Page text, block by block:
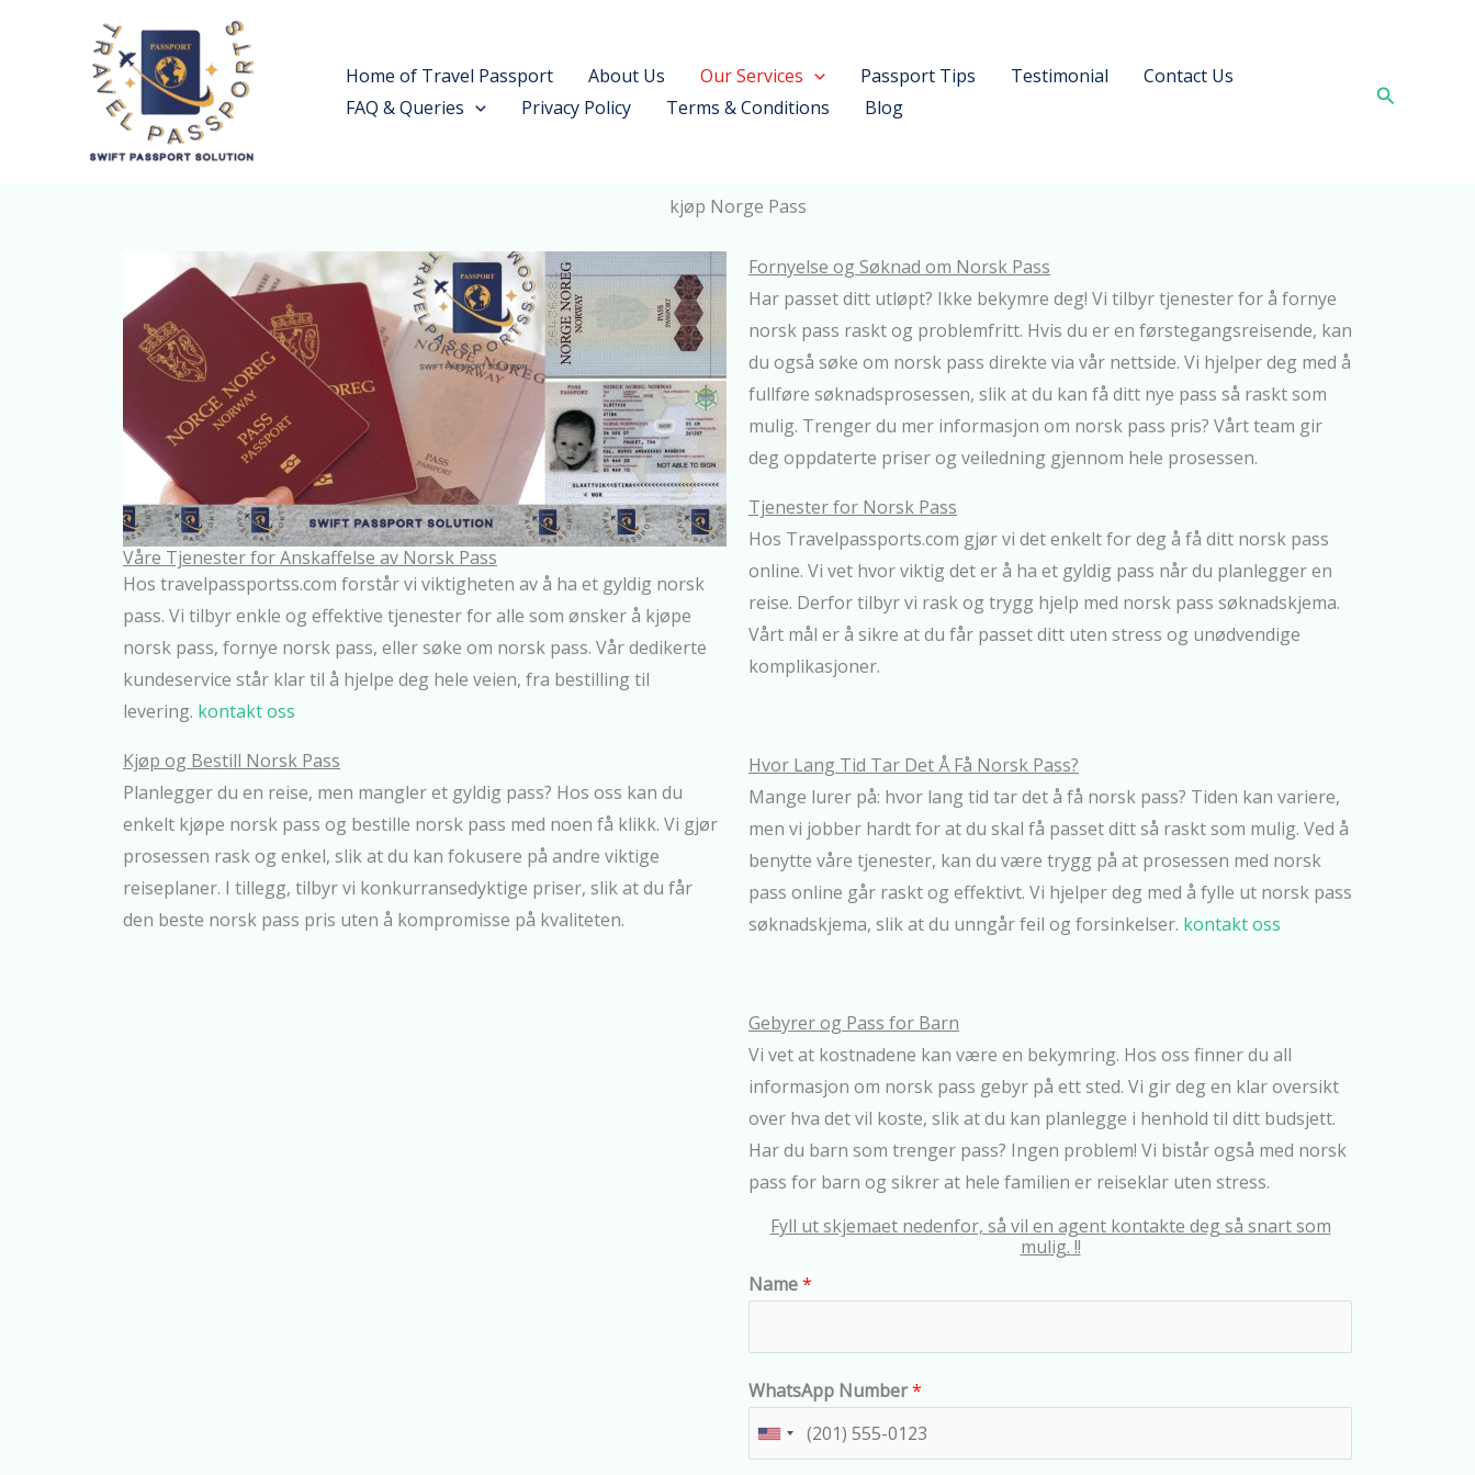
Home of Travel Passport About Us Our Services Passport Tips Testimonial
Contact Us
FAQ & Queries
Privacy Policy Terms & Conditions Blog
Search
kjøp Norge Pass
Våre Tjenester for Anskaffelse av Norsk Pass
Hos travelpassportss.com forstår vi viktigheten av å ha et gyldig norsk
pass. Vi tilbyr enkle og effektive tjenester for alle som ønsker å kjøpe
norsk pass, fornye norsk pass, eller søke om norsk pass. Vår dedikerte
kundeservice står klar til å hjelpe deg hele veien, fra bestilling til
levering. kontakt oss
Kjøp og Bestill Norsk Pass
Planlegger du en reise, men mangler et gyldig pass? Hos oss kan du
enkelt kjøpe norsk pass og bestille norsk pass med noen få klikk. Vi gjør
prosessen rask og enkel, slik at du kan fokusere på andre viktige
reiseplaner. I tillegg, tilbyr vi konkurransedyktige priser, slik at du får
den beste norsk pass pris uten å kompromisse på kvaliteten.
Fornyelse og Søknad om Norsk Pass
Har passet ditt utløpt? Ikke bekymre deg! Vi tilbyr tjenester for å fornye
norsk pass raskt og problemfritt. Hvis du er en førstegangsreisende, kan
du også søke om norsk pass direkte via vår nettside. Vi hjelper deg med å
fullføre søknadsprosessen, slik at du kan få ditt nye pass så raskt som
mulig. Trenger du mer informasjon om norsk pass pris? Vårt team gir
deg oppdaterte priser og veiledning gjennom hele prosessen.
Tjenester for Norsk Pass
Hos Travelpassports.com gjør vi det enkelt for deg å få ditt norsk pass
online. Vi vet hvor viktig det er å ha et gyldig pass når du planlegger en
reise. Derfor tilbyr vi rask og trygg hjelp med norsk pass søknadskjema.
Vårt mål er å sikre at du får passet ditt uten stress og unødvendige
komplikasjoner.
Hvor Lang Tid Tar Det Å Få Norsk Pass?
Mange lurer på: hvor lang tid tar det å få norsk pass? Tiden kan variere,
men vi jobber hardt for at du skal få passet ditt så raskt som mulig. Ved å
benytte våre tjenester, kan du være trygg på at prosessen med norsk
pass online går raskt og effektivt. Vi hjelper deg med å fylle ut norsk pass
søknadskjema, slik at du unngår feil og forsinkelser. kontakt oss
Gebyrer og Pass for Barn
Vi vet at kostnadene kan være en bekymring. Hos oss finner du all
informasjon om norsk pass gebyr på ett sted. Vi gir deg en klar oversikt
over hva det vil koste, slik at du kan planlegge i henhold til ditt budsjett.
Har du barn som trenger pass? Ingen problem! Vi bistår også med norsk
pass for barn og sikrer at hele familien er reiseklar uten stress.
Fyll ut skjemaet nedenfor, så vil en agent kontakte deg så snart som
mulig. !!
Name*
WhatsApp Number*
U